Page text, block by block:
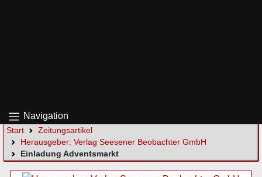
Navigation
Start
Zeitungsartikel
Herausgeber: Verlag Seesener Beobachter GmbH
Einladung Adventsmarkt